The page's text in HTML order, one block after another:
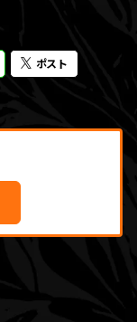
ポスト